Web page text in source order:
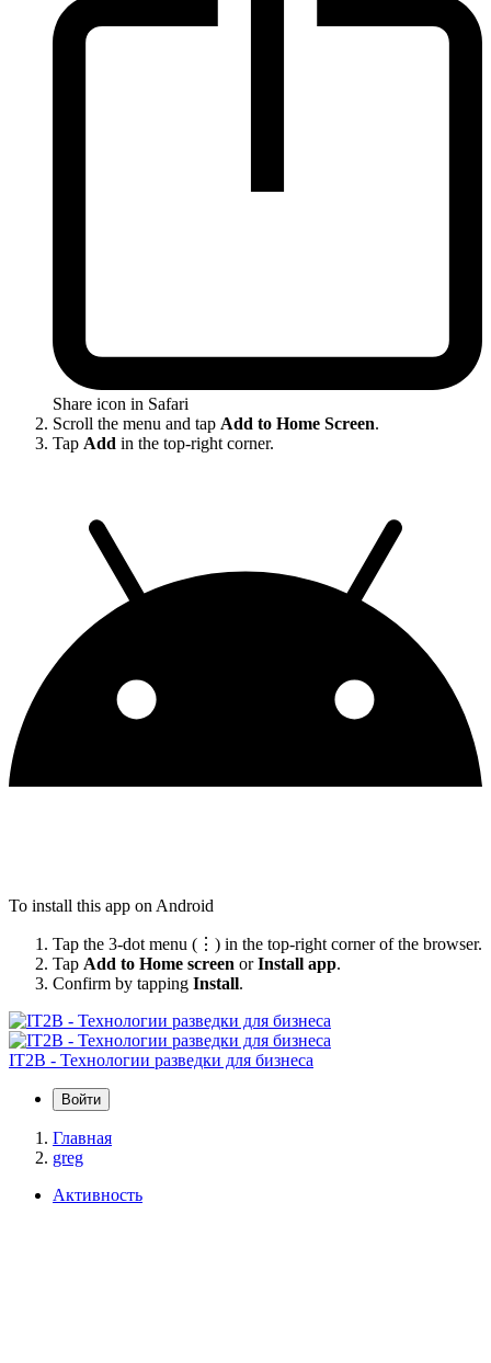
Share icon in Safari
Scroll the menu and tap Add to Home Screen.
Tap Add in the top-right corner.
To install this app on Android
Tap the 3-dot menu (⋮) in the top-right corner of the browser.
Tap Add to Home screen orInstall app.
Confirm by tapping Install.
IT2B - Технологии разведки для бизнеса
Войти
Главная
greg
Активность